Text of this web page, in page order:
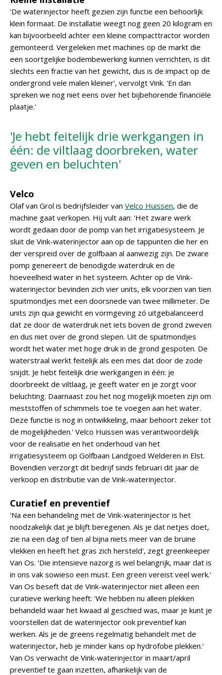
'De waterinjector heeft gezien zijn functie een behoorlijk
klein formaat. De installatie weegt nog geen 20 kilogram en
kan bijvoorbeeld achter een kleine compacttractor worden
gemonteerd. Vergeleken met machines op de markt die
een soortgelijke bodembewerking kunnen verrichten, is dit
slechts een fractie van het gewicht, dus is de impact op de
ondergrond vele malen kleiner', vervolgt Vink. 'En dan
spreken we nog niet eens over het bijbehorende financiële
plaatje.'
'Je hebt feitelijk drie werkgangen in
één: de viltlaag doorbreken, water
geven en beluchten'
Velco
Olaf van Grol is bedrijfsleider van Velco Huissen, die de
machine gaat verkopen. Hij vult aan: 'Het zware werk
wordt gedaan door de pomp van het irrigatiesysteem. Je
sluit de Vink-waterinjector aan op de tappunten die her en
der verspreid over de golfbaan al aanwezig zijn. De zware
pomp genereert de benodigde waterdruk en de
hoeveelheid water in het systeem. Achter op de Vink-
waterinjector bevinden zich vier units, elk voorzien van tien
spuitmondjes met een doorsnede van twee millimeter. De
units zijn qua gewicht en vormgeving zó uitgebalanceerd
dat ze door de waterdruk net iets boven de grond zweven
en dus niet over de grond slepen. Uit de spuitmondjes
wordt het water met hoge druk in de grond gespoten. De
waterstraal werkt feitelijk als een mes dat door de zode
snijdt. Je hebt feitelijk drie werkgangen in één: je
doorbreekt de viltlaag, je geeft water en je zorgt voor
beluchting. Daarnaast zou het nog mogelijk moeten zijn om
meststoffen of schimmels toe te voegen aan het water.
Deze functie is nog in ontwikkeling, maar behoort zeker tot
de mogelijkheden.' Velco Huissen was verantwoordelijk
voor de realisatie en het onderhoud van het
irrigatiesysteem op Golfbaan Landgoed Welderen in Elst.
Bovendien verzorgt dit bedrijf sinds februari dit jaar de
verkoop en distributie van de Vink-waterinjector.
Curatief en preventief
'Na een behandeling met de Vink-waterinjector is het
noodzakelijk dat je blijft beregenen. Als je dat netjes doet,
zie na een dag of tien al bijna niets meer van de bruine
vlekken en heeft het gras zich hersteld', zegt greenkeeper
Van Os. 'Die intensieve nazorg is wel belangrijk, maar dat is
in ons vak sowieso een must. Een green vereist veel werk.'
Van Os beseft dat de Vink-waterinjector niet alleen een
curatieve werking heeft: 'We hebben nu alleen plekken
behandeld waar het kwaad al geschied was, maar je kunt je
voorstellen dat de waterinjector ook preventief kan
werken. Als je de greens regelmatig behandelt met de
waterinjector, heb je minder kans op hydrofobe plekken.'
Van Os verwacht de Vink-waterinjector in maart/april
preventief te gaan inzetten, afhankelijk van de